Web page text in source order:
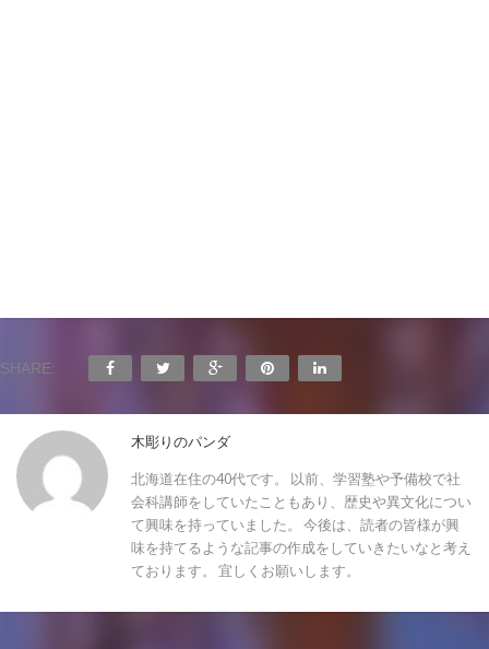
SHARE:
木彫りのパンダ
北海道在住の40代です。 以前、学習塾や予備校で社
会科講師をしていたこともあり、歴史や異文化につい
て興味を持っていました。 今後は、読者の皆様が興
味を持てるような記事の作成をしていきたいなと考え
ております。 宜しくお願いします。